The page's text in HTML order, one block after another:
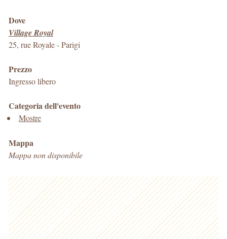
Dove
Village Royal
25, rue Royale-Parigi
Prezzo
Ingresso libero
Categoria dell'evento
Mostre
Mappa
Mappa non disponibile